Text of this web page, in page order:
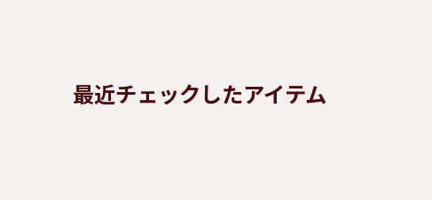
最近チェックしたアイテム